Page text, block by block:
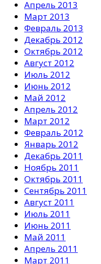
Апрель 2013
Март 2013
Февраль 2013
Декабрь 2012
Октябрь 2012
Август 2012
Июль 2012
Июнь 2012
Май 2012
Апрель 2012
Март 2012
Февраль 2012
Январь 2012
Декабрь 2011
Ноябрь 2011
Октябрь 2011
Сентябрь 2011
Август 2011
Июль 2011
Июнь 2011
Май 2011
Апрель 2011
Март 2011